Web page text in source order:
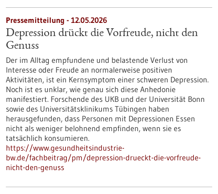
Pressemitteilung - 12.05.2026
Depression drückt die Vorfreude, nicht den
Genuss
Der im Alltag empfundene und belastende Verlust von
Interesse oder Freude an normalerweise positiven
Aktivitäten, ist ein Kernsymptom einer schweren Depression.
Noch ist es unklar, wie genau sich diese Anhedonie
manifestiert. Forschende des UKB und der Universität Bonn
sowie des Universitätsklinikums Tübingen haben
herausgefunden, dass Personen mit Depressionen Essen
nicht als weniger belohnend empfinden, wenn sie es
tatsächlich konsumieren.
https://www.gesundheitsindustrie-
bw.de/fachbeitrag/pm/depression-drueckt-die-vorfreude-
nicht-den-genuss